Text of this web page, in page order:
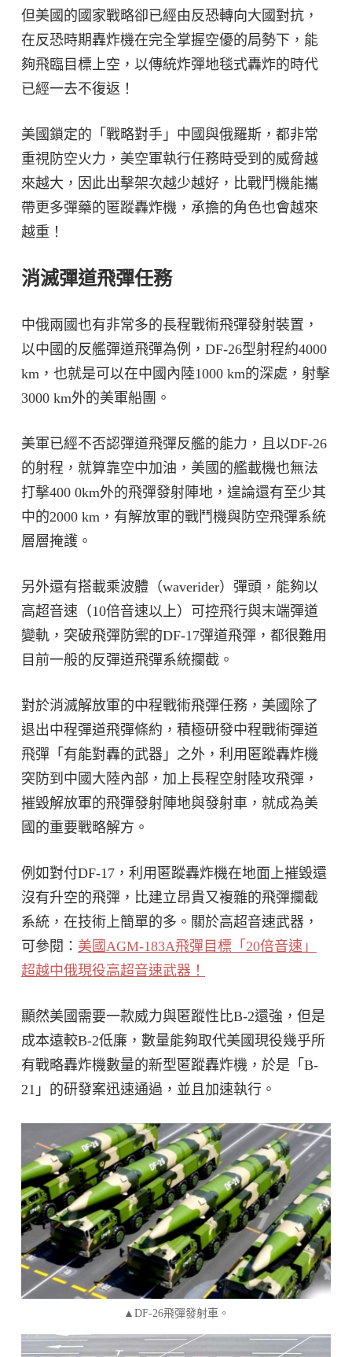
但美國的國家戰略卻已經由反恐轉向大國對抗，
在反恐時期轟炸機在完全掌握空優的局勢下，能
夠飛臨目標上空，以傳統炸彈地毯式轟炸的時代
已經一去不復返！
美國鎖定的「戰略對手」中國與俄羅斯，都非常
重視防空火力，美空軍執行任務時受到的威脅越
來越大，因此出擊架次越少越好，比戰鬥機能攜
帶更多彈藥的匿蹤轟炸機，承擔的角色也會越來
越重！
消滅彈道飛彈任務
中俄兩國也有非常多的長程戰術飛彈發射裝置，
以中國的反艦彈道飛彈為例，DF-26型射程約4000
km，也就是可以在中國內陸1000 km的深處，射擊
3000 km外的美軍船團。
美軍已經不否認彈道飛彈反艦的能力，且以DF-26
的射程，就算靠空中加油，美國的艦載機也無法
打擊400 0km外的飛彈發射陣地，遑論還有至少其
中的2000 km，有解放軍的戰鬥機與防空飛彈系統
層層掩護。
另外還有搭載乘波體（waverider）彈頭，能夠以
高超音速（10倍音速以上）可控飛行與末端彈道
變軌，突破飛彈防禦的DF-17彈道飛彈，都很難用
目前一般的反彈道飛彈系統攔截。
對於消滅解放軍的中程戰術飛彈任務，美國除了
退出中程彈道飛彈條約，積極研發中程戰術彈道
飛彈「有能對轟的武器」之外，利用匿蹤轟炸機
突防到中國大陸內部，加上長程空射陸攻飛彈，
摧毀解放軍的飛彈發射陣地與發射車，就成為美
國的重要戰略解方。
例如對付DF-17，利用匿蹤轟炸機在地面上摧毀還
沒有升空的飛彈，比建立昂貴又複雜的飛彈攔截
系統，在技術上簡單的多。關於高超音速武器，
可參閱： 美國AGM-183A飛彈目標「20倍音速」
超越中俄現役高超音速武器！
顯然美國需要一款威力與匿蹤性比B-2還強，但是
成本遠較B-2低廉，數量能夠取代美國現役幾乎所
有戰略轟炸機數量的新型匿蹤轟炸機，於是「B-
21」的研發案迅速通過，並且加速執行。
▲DF-26飛彈發射車。